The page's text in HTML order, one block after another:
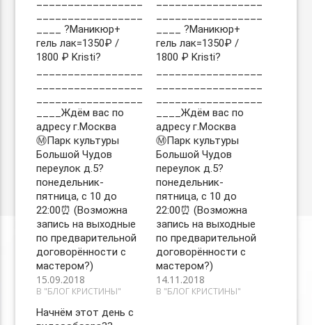
____ ?Маникюр+
гель лак=1350₽ /
1800 ₽ Kristi?
____Ждём вас по
адресу г.Москва
Ⓜ️Парк культуры
Большой Чудов
переулок д.5?
понедельник-
пятница, с 10 до
22:00⏰ (Возможна
запись на выходные
по предварительной
договорённости с
мастером?)
15.09.2018
В "БЛОГ КРИСТИНЫ"
____ ?Маникюр+
гель лак=1350₽ /
1800 ₽ Kristi?
____Ждём вас по
адресу г.Москва
Ⓜ️Парк культуры
Большой Чудов
переулок д.5?
понедельник-
пятница, с 10 до
22:00⏰ (Возможна
запись на выходные
по предварительной
договорённости с
мастером?)
14.11.2018
В "БЛОГ КРИСТИНЫ"
Начнём этот день с